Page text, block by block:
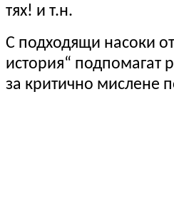
тях! и т.н.
С подходящи насоки
история“ подпомагат
за критично мислене